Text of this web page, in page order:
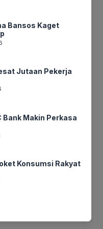
Bansos Kaget
Jutaan Pekerja
Bank Makin Perkasa
Konsumsi Rakyat